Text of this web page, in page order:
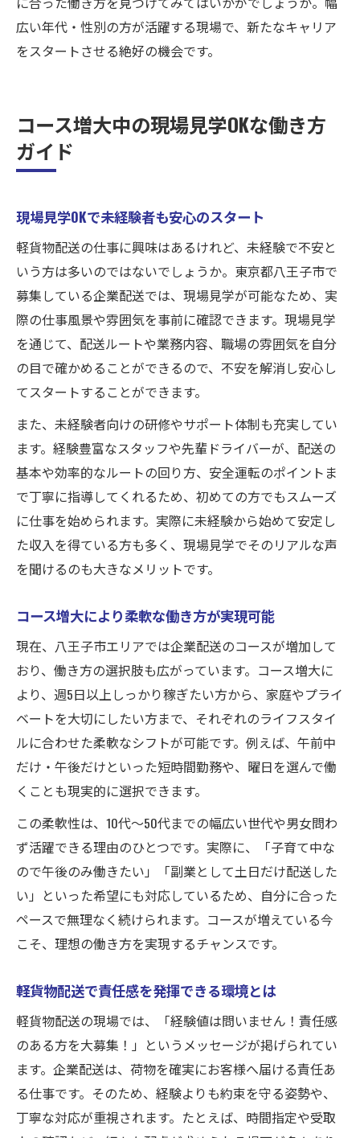
広い年代・性別の方が活躍する現場で、新たなキャリア
をスタートさせる絶好の機会です。
コース増大中の現場見学OKな働き方
ガイド
現場見学OKで未経験者も安心のスタート
軽貨物配送の仕事に興味はあるけれど、未経験で不安と
いう方は多いのではないでしょうか。東京都八王子市で
募集している企業配送では、現場見学が可能なため、実
際の仕事風景や雰囲気を事前に確認できます。現場見学
を通じて、配送ルートや業務内容、職場の雰囲気を自分
の目で確かめることができるので、不安を解消し安心し
てスタートすることができます。
また、未経験者向けの研修やサポート体制も充実してい
ます。経験豊富なスタッフや先輩ドライバーが、配送の
基本や効率的なルートの回り方、安全運転のポイントま
で丁寧に指導してくれるため、初めての方でもスムーズ
に仕事を始められます。実際に未経験から始めて安定し
た収入を得ている方も多く、現場見学でそのリアルな声
を聞けるのも大きなメリットです。
コース増大により柔軟な働き方が実現可能
現在、八王子市エリアでは企業配送のコースが増加して
おり、働き方の選択肢も広がっています。コース増大に
より、週5日以上しっかり稼ぎたい方から、家庭やプライ
ベートを大切にしたい方まで、それぞれのライフスタイ
ルに合わせた柔軟なシフトが可能です。例えば、午前中
だけ・午後だけといった短時間勤務や、曜日を選んで働
くことも現実的に選択できます。
この柔軟性は、10代〜50代までの幅広い世代や男女問わ
ず活躍できる理由のひとつです。実際に、「子育て中な
ので午後のみ働きたい」「副業として土日だけ配送した
い」といった希望にも対応しているため、自分に合った
ペースで無理なく続けられます。コースが増えている今
こそ、理想の働き方を実現するチャンスです。
軽貨物配送で責任感を発揮できる環境とは
軽貨物配送の現場では、「経験値は問いません！責任感
のある方を大募集！」というメッセージが掲げられてい
ます。企業配送は、荷物を確実にお客様へ届ける責任あ
る仕事です。そのため、経験よりも約束を守る姿勢や、
丁寧な対応が重視されます。たとえば、時間指定や受取